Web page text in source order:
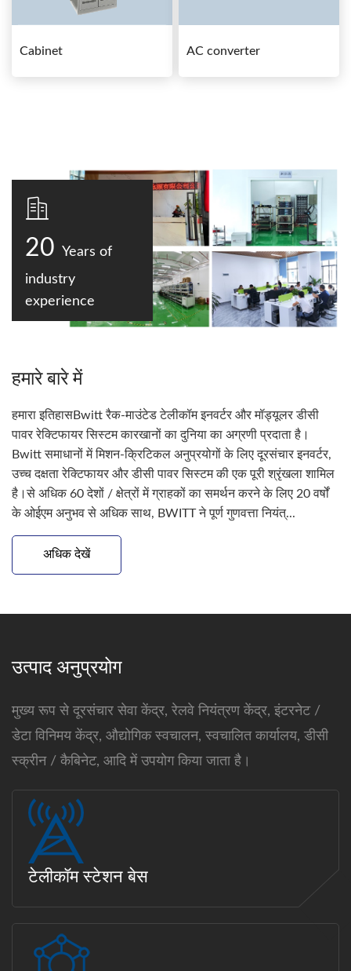
Cabinet AC converter
20 Years of
industry
experience
हमारे बारे में
हमारा इतिहासBwitt रैक-माउंटेड टेलीकॉम इनवर्टर और मॉड्यूलर डीसी
पावर रेक्टिफायर सिस्टम कारखानों का दुनिया का अग्रणी प्रदाता है।
Bwitt समाधानों में मिशन-क्रिटिकल अनुप्रयोगों के लिए दूरसंचार इनवर्टर,
उच्च दक्षता रेक्टिफायर और डीसी पावर सिस्टम की एक पूरी श्रृंखला शामिल
है।से अधिक 60 देशों / क्षेत्रों में ग्राहकों का समर्थन करने के लिए 20 वर्षों
के ओईएम अनुभव से अधिक साथ, BWITT ने पूर्ण गुणवत्ता नियंत्...
अधिक देखें
उत्पाद अनुप्रयोग
मुख्य रूप से दूरसंचार सेवा केंद्र, रेलवे नियंत्रण केंद्र, इंटरनेट /
डेटा विनिमय केंद्र, औद्योगिक स्वचालन, स्वचालित कार्यालय, डीसी
स्क्रीन / कैबिनेट, आदि में उपयोग किया जाता है।
टेलीकॉम स्टेशन बेस